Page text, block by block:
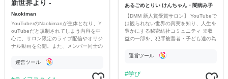
新世界より -
Naokiman
YouTuberのNaokimanが主体となり、Y
ouTubeだと規制されてしまう内容を中
心に、サロン限定のライブ配信やオリジ
ナル動画を公開。また、メンバー同士の
ただいています。
運営ツール
あるごめとりい けんちゃん・闇病み子
【DMM 新人賞受賞サロン】 YouTubeで
は観られない世界の真実を知り、人生を
豊かにする秘密結社コミュニティ ※収
益の一部を、犯罪被害者・子ども達の為
す運営ツール
学び